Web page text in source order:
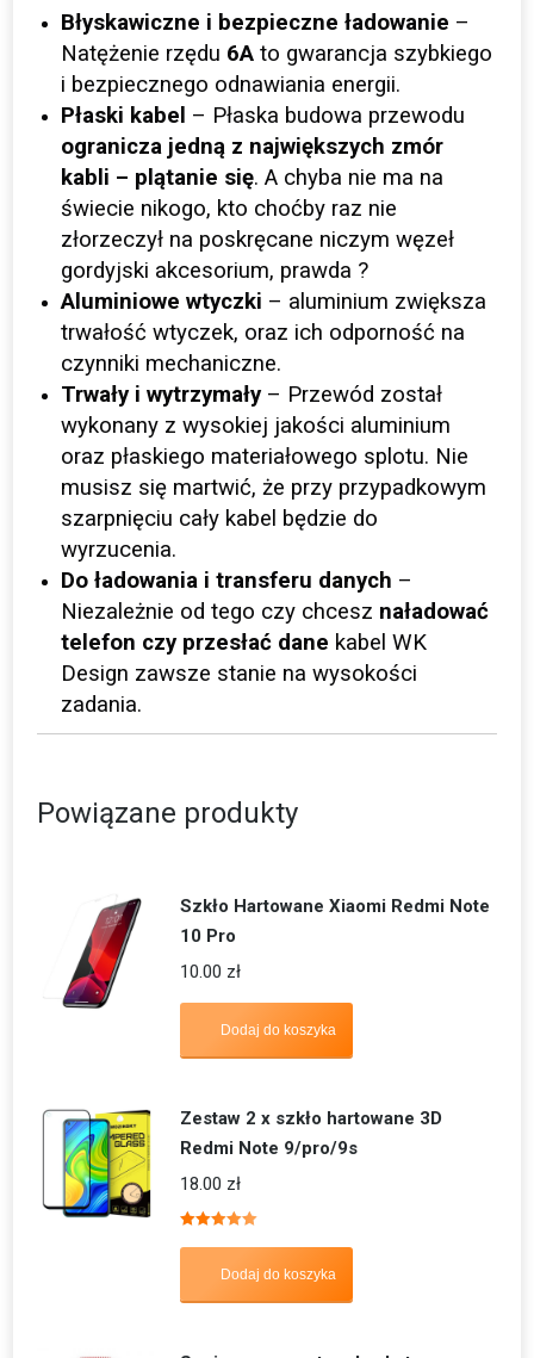
Błyskawiczne i bezpieczne ładowanie –
Natężenie rzędu 6A to gwarancja szybkiego
i bezpiecznego odnawiania energii.
Płaski kabel – Płaska budowa przewodu
ogranicza jedną z największych zmór
kabli – plątanie się. A chyba nie ma na
świecie nikogo, kto choćby raz nie
złorzeczył na poskręcane niczym węzeł
gordyjski akcesorium, prawda ?
Aluminiowe wtyczki – aluminium zwiększa
trwałość wtyczek, oraz ich odporność na
czynniki mechaniczne.
Trwały i wytrzymały– Przewód został
wykonany z wysokiej jakości aluminium
oraz płaskiego materiałowego splotu. Nie
musisz się martwić, że przy przypadkowym
szarpnięciu cały kabel będzie do
wyrzucenia.
Do ładowania i transferu danych –
Niezależnie od tego czy chcesz naładować
telefon czy przesłać dane kabel WK
Design zawsze stanie na wysokości
zadania.
Powiązane produkty
Szkło Hartowane Xiaomi Redmi Note
10 Pro
10.00 zł
Dodaj do koszyka
Zestaw 2 x szkło hartowane 3D
Redmi Note 9/pro/9s
18.00 zł
5.00
Dodaj do koszyka